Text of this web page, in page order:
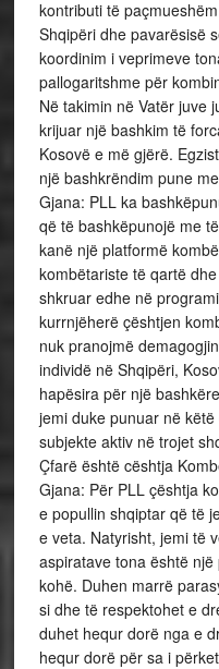
kontributi të
Shqipëri dhe pavarësisë
koordinim i veprimeve
pallogaritshme për
Në takimin në Vatër juve
krijuar një bashkim të
Kosovë e më gjërë.
një bashkrëndim pune
Gjana: PLL ka
që të bashkëpunojë me
kanë një platformë
kombëtariste të qartë
shkruar edhe në
kurrnjëherë çështjen
nuk pranojmë
individë në Shqipëri,
hapësira për një
jemi duke punuar në
subjekte aktiv në trojet
Çfarë është cështja
Gjana: Për PLL çështja
e popullin shqiptar që të
e veta. Natyrisht, jemi të
aspiratave tona është
kohë. Duhen marrë
si dhe të respektohet e
duhet hequr dorë nga e
hequr dorë për sa i